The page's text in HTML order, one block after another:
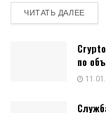
ЧИТАТЬ ДАЛЕЕ
по